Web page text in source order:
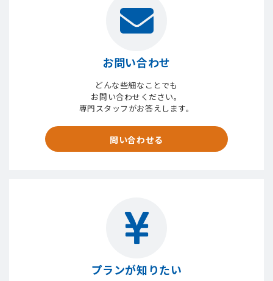
お問い合わせ
どんな些細なことでも
お問い合わせください。
専門スタッフがお答えします。
問い合わせる
プランが知りたい